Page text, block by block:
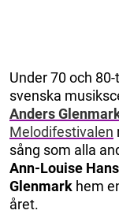
Under 70 och
svenska
Anders
Melodifestivalen
sång som alla
Ann-Louise
Glenmark hem
året.